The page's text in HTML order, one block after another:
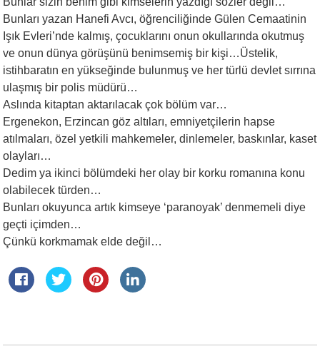
Bunları yazan Hanefi Avcı, öğrenciliğinde Gülen Cemaatinin
Işık Evleri’nde kalmış, çocuklarını onun okullarında okutmuş
ve onun dünya görüşünü benimsemiş bir kişi…Üstelik,
istihbaratın en yükseğinde bulunmuş ve her türlü devlet sırrına
ulaşmış bir polis müdürü…
Aslında kitaptan aktarılacak çok bölüm var…
Ergenekon, Erzincan göz altıları, emniyetçilerin hapse
atılmaları, özel yetkili mahkemeler, dinlemeler, baskınlar, kaset
olayları…
Dedim ya ikinci bölümdeki her olay bir korku romanına konu
olabilecek türden…
Bunları okuyunca artık kimseye ‘paranoyak’ denmemeli diye
geçti içimden…
Çünkü korkmamak elde değil…